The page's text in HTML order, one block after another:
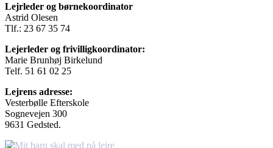
Lejrleder og børnekoordinator
Astrid Olesen
Tlf.: 23 67 35 74
Lejerleder og frivilligkoordinator:
Marie Brunhøj Birkelund
Telf. 51 61 02 25
Lejrens adresse:
Vesterbølle Efterskole
Sognevejen 300
9631 Gedsted.